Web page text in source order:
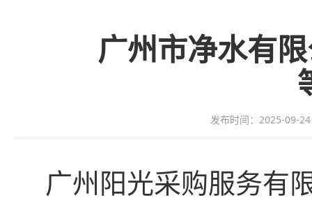
广州市净水有
发布时间：2025-09-
广州 阳光采购服务有